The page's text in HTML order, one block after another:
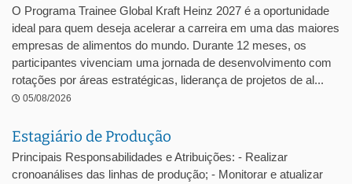
O Programa Trainee Global Kraft Heinz 2027 é a oportunidade
ideal para quem deseja acelerar a carreira em uma das maiores
empresas de alimentos do mundo. Durante 12 meses, os
participantes vivenciam uma jornada de desenvolvimento com
rotações por áreas estratégicas, liderança de projetos de al...
05/08/2026
Estagiário de Produção
Principais Responsabilidades e Atribuições: - Realizar
cronoanálises das linhas de produção; - Monitorar e atualizar